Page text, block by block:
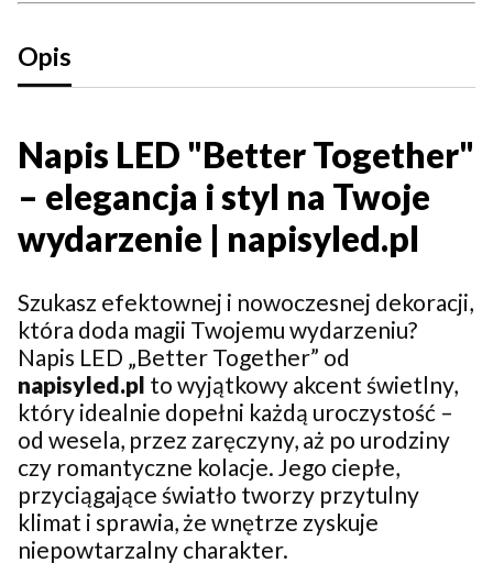
Opis
Napis LED "Better Together"
– elegancja i styl na Twoje
wydarzenie | napisyled.pl
Szukasz efektownej i nowoczesnej dekoracji,
która doda magii Twojemu wydarzeniu?
Napis LED „Better Together” od
napisyled.pl to wyjątkowy akcent świetlny,
który idealnie dopełni każdą uroczystość –
od wesela, przez zaręczyny, aż po urodziny
czy romantyczne kolacje. Jego ciepłe,
przyciągające światło tworzy przytulny
klimat i sprawia, że wnętrze zyskuje
niepowtarzalny charakter.